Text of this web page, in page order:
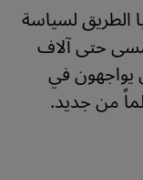
الطريق لسياسة
حتى آلاف
يواجهون في
من جديد.